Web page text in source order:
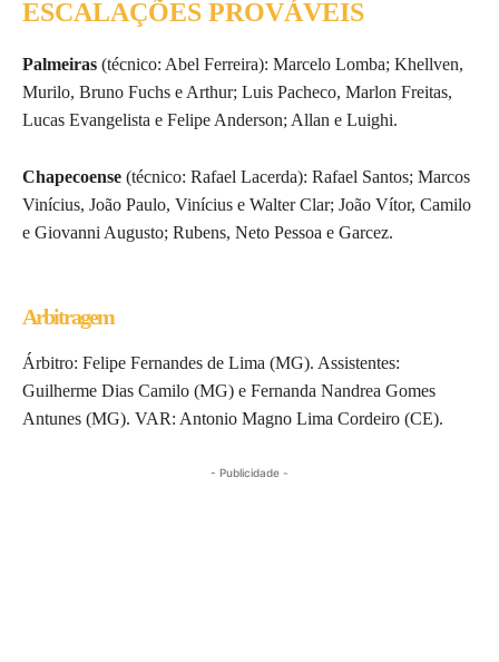
ESCALAÇÕES PROVÁVEIS
Palmeiras (técnico: Abel Ferreira): Marcelo Lomba; Khellven,
Murilo, Bruno Fuchs e Arthur; Luis Pacheco, Marlon Freitas,
Lucas Evangelista e Felipe Anderson; Allan e Luighi.
Chapecoense (técnico: Rafael Lacerda): Rafael Santos; Marcos
Vinícius, João Paulo, Vinícius e Walter Clar; João Vítor, Camilo
e Giovanni Augusto; Rubens, Neto Pessoa e Garcez.
Arbitragem
Árbitro: Felipe Fernandes de Lima (MG). Assistentes:
Guilherme Dias Camilo (MG) e Fernanda Nandrea Gomes
Antunes (MG). VAR: Antonio Magno Lima Cordeiro (CE).
- Publicidade -